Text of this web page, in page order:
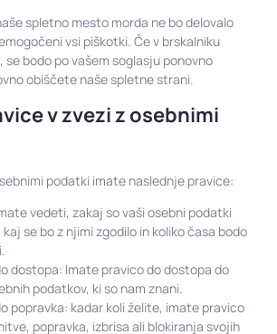
spletno mesto morda ne bo delovalo
vsi piškotki. Če v brskalniku
bodo po vašem soglasju ponovno
obiščete naše spletne strani.
v zvezi z osebnimi
podatki imate naslednje pravice:
vedeti, zakaj so vaši osebni podatki
se bo z njimi zgodilo in koliko časa bodo
dostopa: Imate pravico do dostopa do
podatkov, ki so nam znani.
popravka: kadar koli želite, imate pravico
popravka, izbrisa ali blokiranja svojih